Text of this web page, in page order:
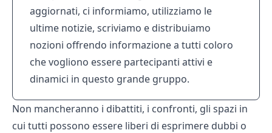
aggiornati, ci informiamo, utilizziamo le
ultime notizie, scriviamo e distribuiamo
nozioni offrendo informazione a tutti coloro
che vogliono essere partecipanti attivi e
dinamici in questo grande gruppo.
Non mancheranno i dibattiti, i confronti, gli spazi in
cui tutti possono essere liberi di esprimere dubbi o